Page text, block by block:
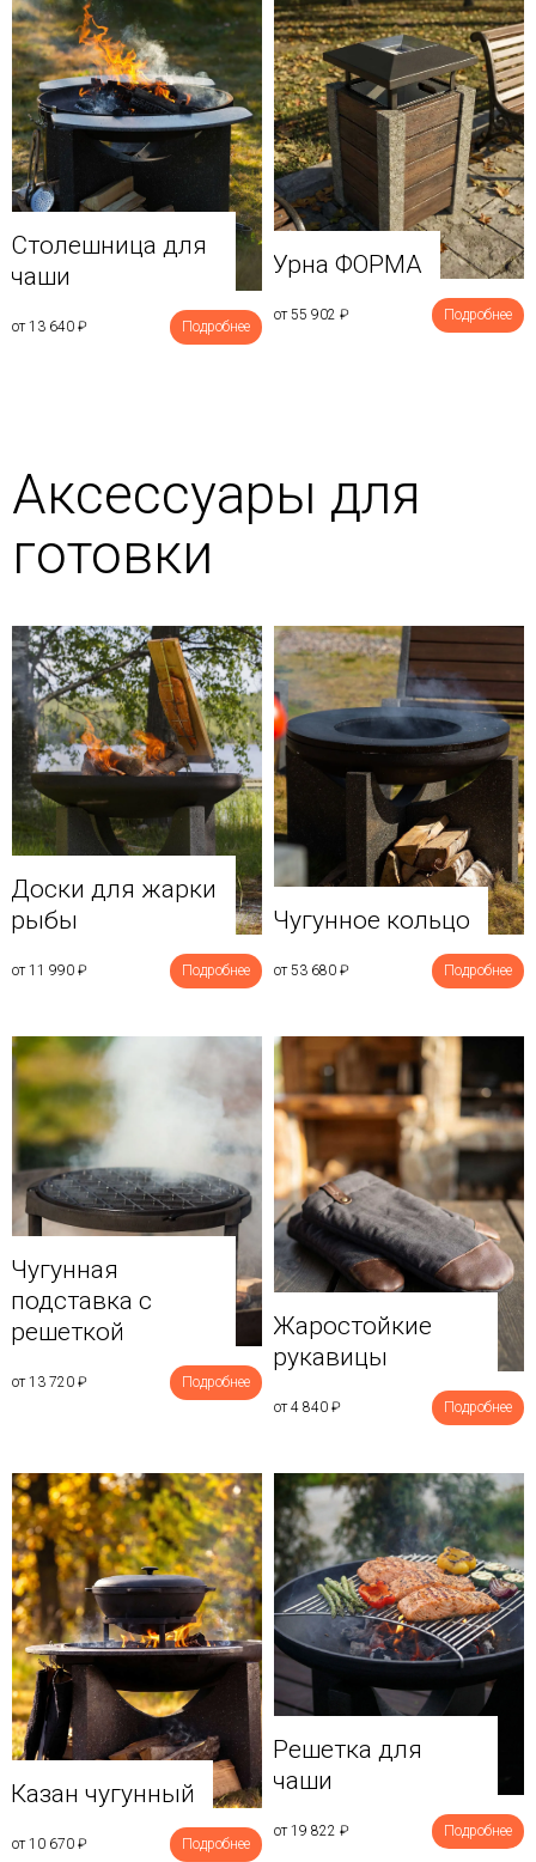
Столешница для
чаши
от 13 640 ₽ Подробнее
Урна ФОРМА
от 55 902 ₽ Подробнее
Аксессуары для
готовки
Доски для жарки
рыбы
от 11 990 ₽ Подробнее
Чугунное кольцо
от 53 680 ₽ Подробнее
Чугунная
подставка с
решеткой
от 13 720 ₽ Подробнее
Жаростойкие
рукавицы
от 4 840 ₽ Подробнее
Казан чугунный
от 10 670 ₽ Подробнее
Решетка для
чаши
от 19 822 ₽ Подробнее